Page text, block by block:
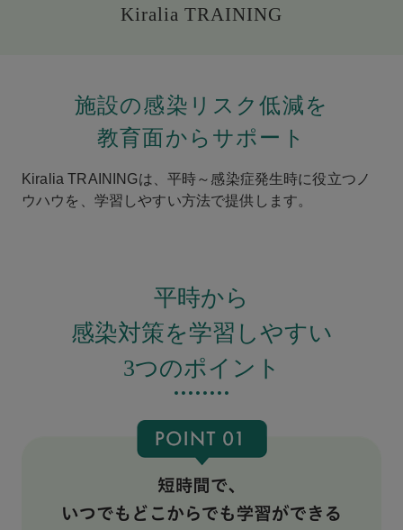
Kiralia TRAINING
施設の感染リスク低減を
教育面からサポート
Kiralia TRAININGは、平時～感染症発生時に役立つノ
ウハウを、 学習しやすい方法で提供します。
平時から
感染対策を学習しやすい
3つのポイント